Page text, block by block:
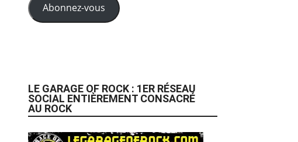
Abonnez-vous
LE GARAGE OF ROCK : 1ER RÉSEAU
SOCIAL ENTIÈREMENT CONSACRÉ
AU ROCK